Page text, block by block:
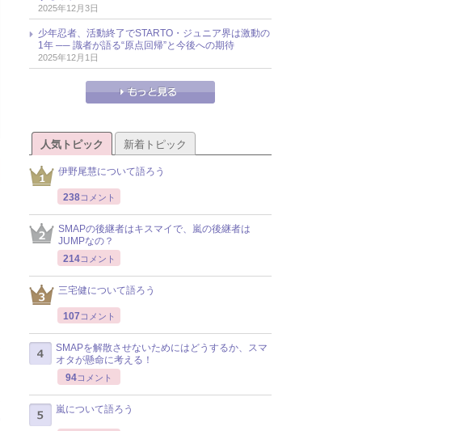
2025年12月3日
少年忍者、活動終了でSTARTO・ジュニア界は激動の
1年 ── 識者が語る“原点回帰”と今後への期待
2025年12月1日
人気トピック 新着トピック
伊野尾慧について語ろう
238コメント
SMAPの後継者はキスマイで、嵐の後継者は
JUMPなの？
214コメント
三宅健について語ろう
107 コメント
SMAPを解散させないためにはどうするか、スマ
オタが懸命に考える！
94コメント
嵐について語ろう